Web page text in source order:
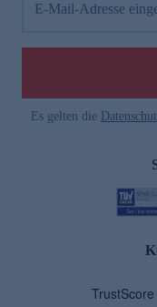
E-Mail-Adresse
Es gelten die